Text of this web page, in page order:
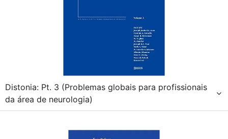
Distonia: Pt. 3 (Problemas globais para profissionais
da área de neurologia)